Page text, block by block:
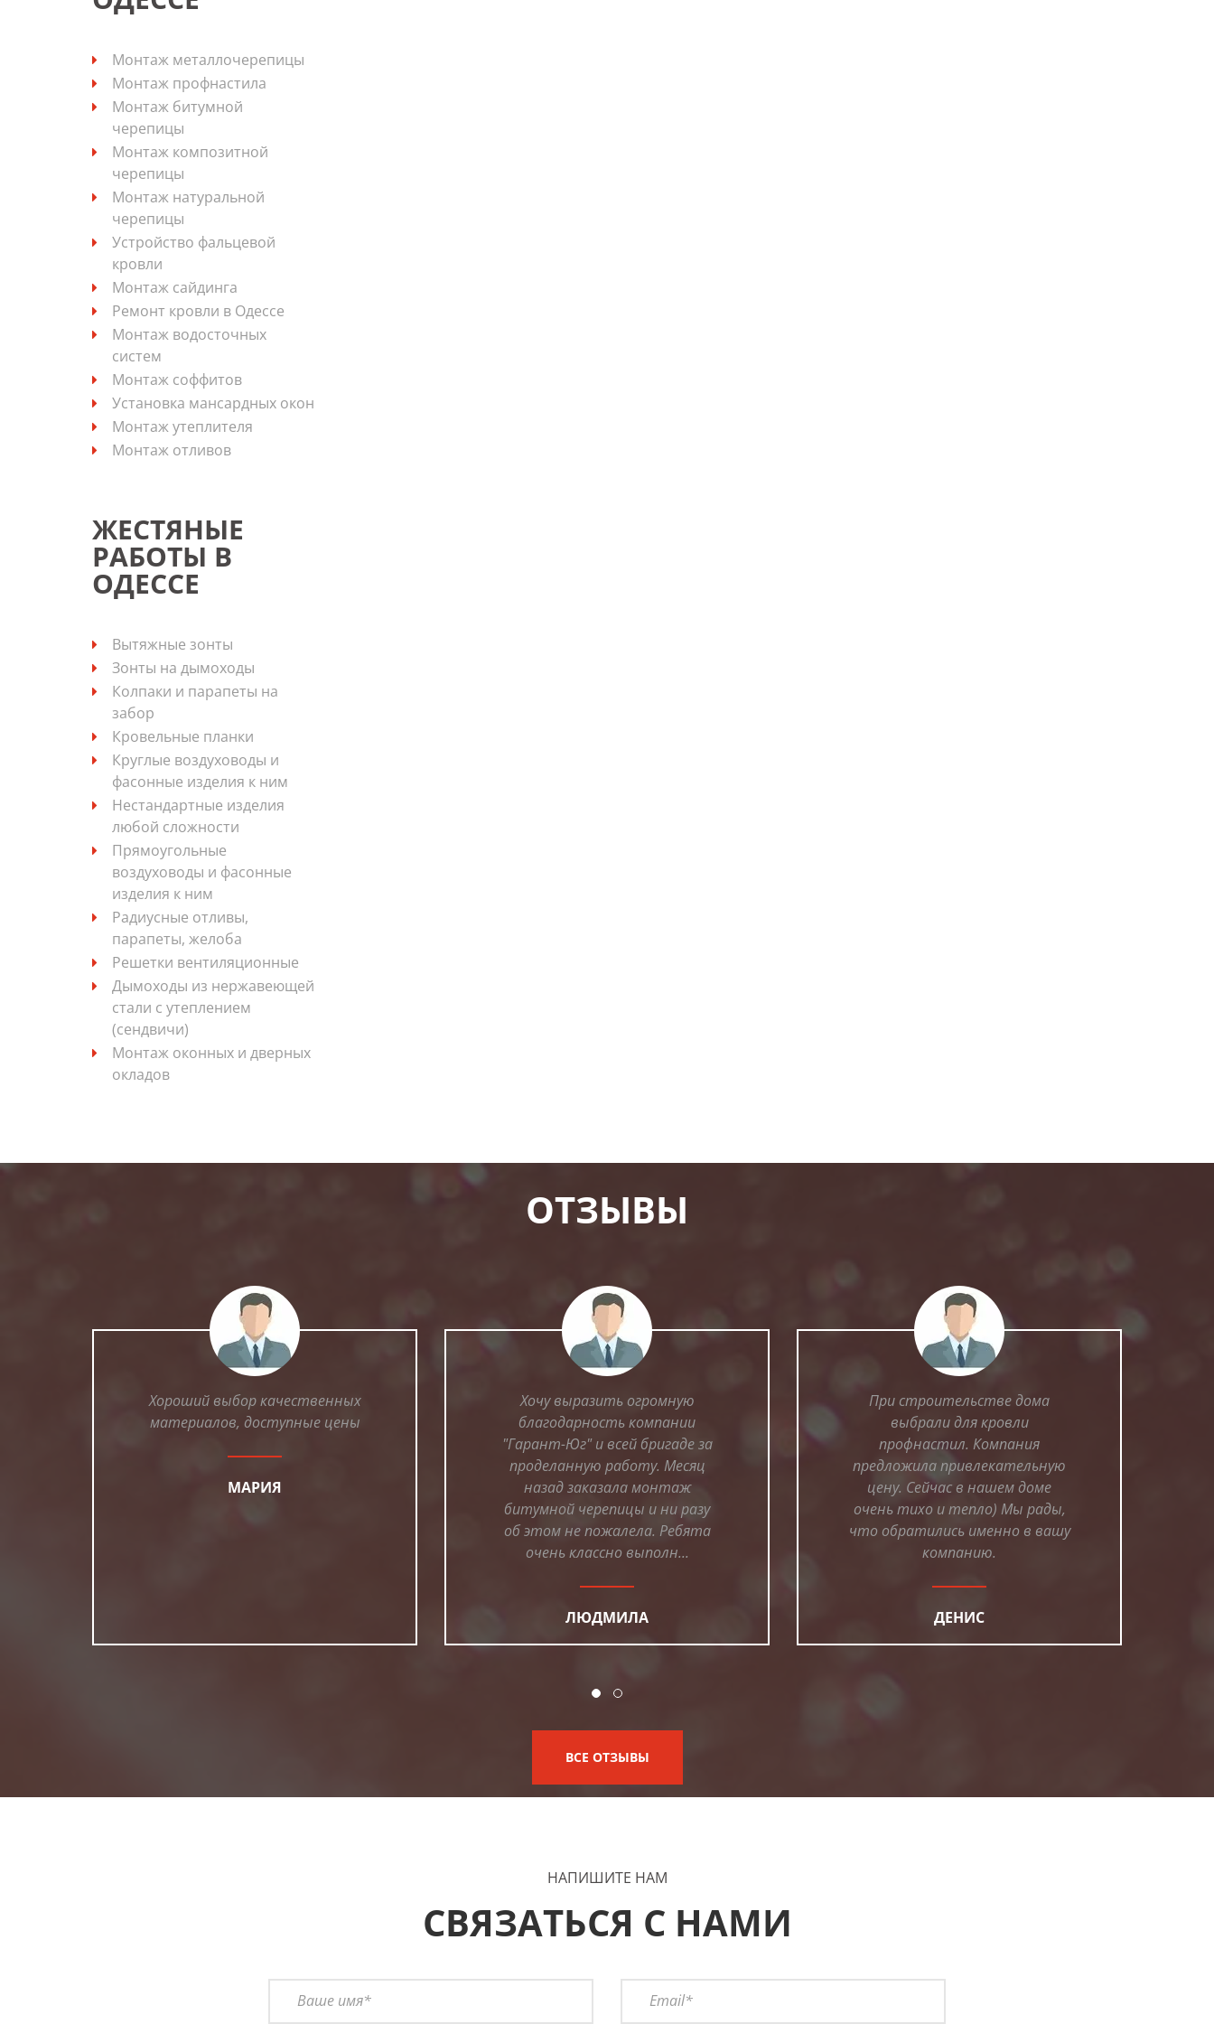
Монтаж металлочерепицы
Монтаж профнастила
Монтаж битумной
черепицы
Монтаж композитной
черепицы
Монтаж натуральной
черепицы
Устройство фальцевой
кровли
Монтаж сайдинга
Ремонт кровли в Одессе
Монтаж водосточных
систем
Монтаж соффитов
Установка мансардных окон
Монтаж утеплителя
Монтаж отливов
ЖЕСТЯНЫЕ
РАБОТЫ В
ОДЕССЕ
Вытяжные зонты
Зонты на дымоходы
Колпаки и парапеты на
забор
Кровельные планки
Круглые воздуховоды и
фасонные изделия к ним
Нестандартные изделия
любой сложности
Прямоугольные
воздуховоды и фасонные
изделия к ним
Радиусные отливы,
парапеты, желоба
Решетки вентиляционные
Дымоходы из нержавеющей
стали с утеплением
(сендвичи)
Монтаж оконных и дверных
окладов
ОТЗЫВЫ
Хороший выбор качественных
материалов, доступные цены
МАРИЯ
Хочу выразить огромную
благодарность компании
"Гарант-Юг" и всей бригаде за
проделанную работу. Месяц
назад заказала монтаж
битумной черепицы и ни разу
об этом не пожалела. Ребята
очень классно выполн...
ЛЮДМИЛА
При строительстве дома
выбрали для кровли
профнастил. Компания
предложила привлекательную
цену. Сейчас в нашем доме
очень тихо и тепло) Мы рады,
что обратились именно в вашу
компанию.
ДЕНИС
ВСЕ ОТЗЫВЫ
НАПИШИТЕ НАМ
СВЯЗАТЬСЯ С НАМИ